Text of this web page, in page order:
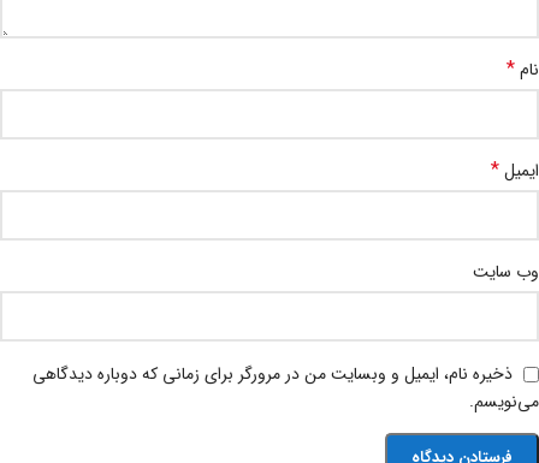
نام*
ایمیل*
وب‌ سایت
ذخیره نام، ایمیل و وبسایت من در مرورگر برای زمانی که دوباره دیدگاهی
می‌نویسم.